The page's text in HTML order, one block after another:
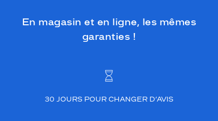
En magasin et en ligne, les mêmes
garanties !
30 JOURS POUR CHANGER D’AVIS